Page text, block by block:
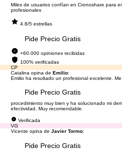
Pide Precio Gratis
Pide Precio Gratis
Pide Precio Gratis
Miles de usuarios confían en Cronoshare para
profesionales
4.8/5 estrellas
+60.000 opiniones recibidas
100% verificadas
CP
Catalina opina de Emilio:
Emilio ha resultado un profesional excelente.
procedimiento muy bien y ha solucionado mi
efectividad. Muy recomendable.
Verificada
VG
Vicente opina de Javier Tormo: